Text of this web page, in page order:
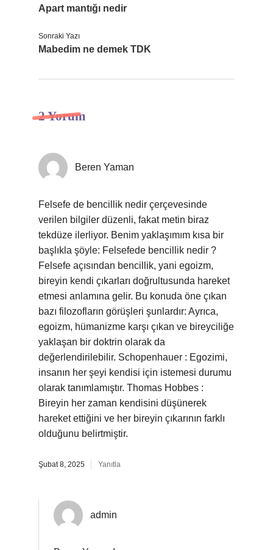
Apart mantığı nedir
Sonraki Yazı
Mabedim ne demek TDK
2 Yorum
Beren Yaman
Felsefe de bencillik nedir çerçevesinde
verilen bilgiler düzenli, fakat metin biraz
tekdüze ilerliyor. Benim yaklaşımım kısa bir
başlıkla şöyle: Felsefede bencillik nedir ?
Felsefe açısından bencillik, yani egoizm,
bireyin kendi çıkarları doğrultusunda hareket
etmesi anlamına gelir. Bu konuda öne çıkan
bazı filozofların görüşleri şunlardır: Ayrıca,
egoizm, hümanizme karşı çıkan ve bireyciliğe
yaklaşan bir doktrin olarak da
değerlendirilebilir. Schopenhauer : Egozimi,
insanın her şeyi kendisi için istemesi durumu
olarak tanımlamıştır. Thomas Hobbes :
Bireyin her zaman kendisini düşünerek
hareket ettiğini ve her bireyin çıkarının farklı
olduğunu belirtmiştir.
Şubat 8, 2025 Yanıtla
admin